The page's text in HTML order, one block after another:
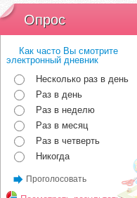
Опрос
Как часто Вы смотрите
электронный дневник
Несколько раз в день
Раз в день
Раз в неделю
Раз в месяц
Раз в четверть
Никогда
Проголосовать